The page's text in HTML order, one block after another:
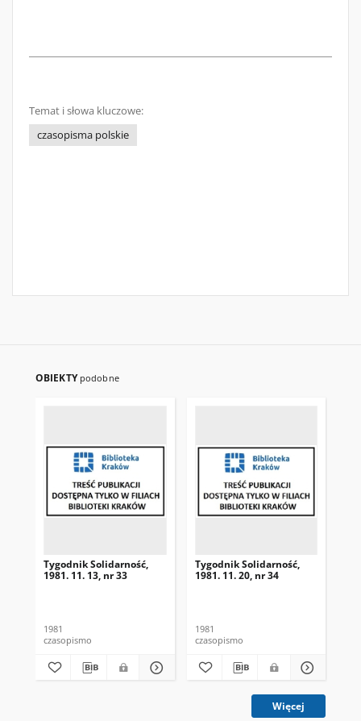
Temat i słowa kluczowe:
czasopisma polskie
OBIEKTY podobne
Tygodnik Solidarność,
1981. 11. 13, nr 33
1981
czasopismo
Tygodnik Solidarność,
1981. 11. 20, nr 34
1981
czasopismo
Więcej